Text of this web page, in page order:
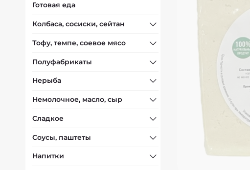
Готовая еда
Колбаса, сосиски, сейтан
Тофу, темпе, соевое мясо
Полуфабрикаты
Нерыба
Немолочное, масло, сыр
Сладкое
Соусы, паштеты
Напитки